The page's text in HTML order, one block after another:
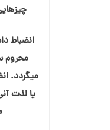
انضباط
محروم
میگردد.
یا لذت